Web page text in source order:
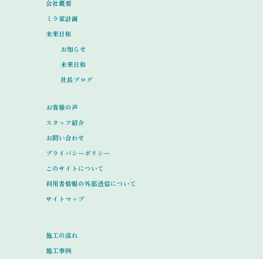
会社概要
ミラ家計画
未来日和
お知らせ
未来日和
社長ブログ
お客様の声
スタッフ紹介
お問い合わせ
プライバシーポリシー
このサイトについて
利用者情報の外部送信について
サイトマップ
施工の流れ
施工事例